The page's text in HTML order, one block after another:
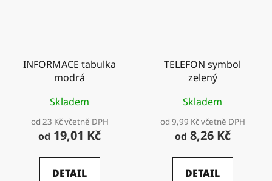
INFORMACE tabulka
modrá
Skladem
od 23 Kč včetně DPH
od 19,01 Kč
DETAIL
TELEFON symbol
zelený
Skladem
od 9,99 Kč včetně DPH
od 8,26 Kč
DETAIL